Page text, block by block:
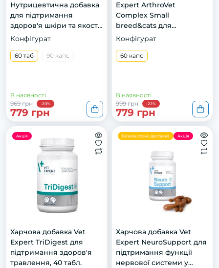
Нутрицевтична добавка
для підтримання
здоров'я шкіри та якості
шерсті у котів і собак, 60
Конфігурат
60 таб 90 капс
В наявності
969 грн
-20%
779 грн
Expert ArthroVet
Complex Small
breed&cats для
підтримання здоров’я
у котів і собак малих
Конфігурат
60 капс
В наявності
999 грн
-22%
779 грн
Акція
Харчова добавка Vet
Expert TriDigest для
підтримання здоров'я
травлення, 40 табл.
Безкоштовна доставка Акція
Харчова добавка Vet
Expert NeuroSupport для
підтримання функції
нервової системи у